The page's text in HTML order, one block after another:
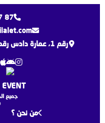
87
رقم 1، عمارة دادس رقم د3، شارع مولاي رشيد ورزازات
EVENT
جميع
من نحن ؟